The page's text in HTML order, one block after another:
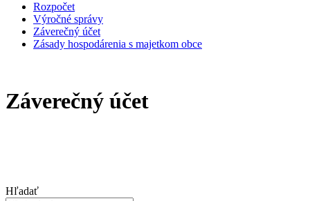
Rozpočet
Výročné správy
Záverečný účet
Zásady hospodárenia s majetkom obce
Záverečný účet
Hľadať